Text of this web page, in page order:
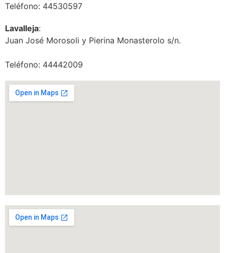
Teléfono: 44530597
Lavalleja:
Juan José Morosoli y Pierina Monasterolo s/n.
Teléfono: 44442009